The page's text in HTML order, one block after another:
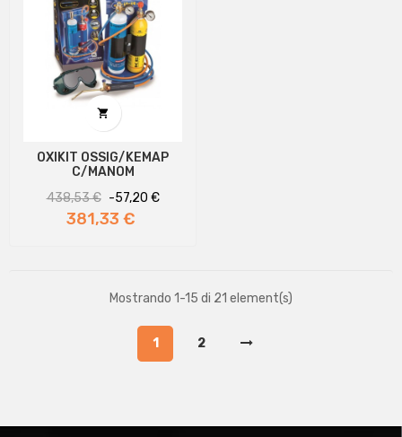

OXIKIT OSSIG/KEMAP
C/MANOM
Prezzo
regolare
438,53 € -57,20 €Prezzo
381,33 €
Mostrando 1-15 di 21 element(s)
1 2